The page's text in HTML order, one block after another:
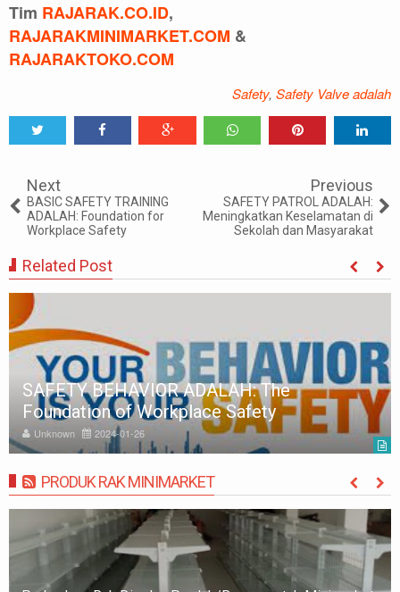
Tim RAJARAK.CO.ID,
RAJARAKMINIMARKET.COM &
RAJARAKTOKO.COM
Safety, Safety Valve adalah
Next
BASIC SAFETY TRAINING
ADALAH: Foundation for
Workplace Safety
Previous
SAFETY PATROL ADALAH:
Meningkatkan Keselamatan di
Sekolah dan Masyarakat
Related Post
SAFETY BEHAVIOR ADALAH: The
Foundation of Workplace Safety
Unknown 2024-01-26
PRODUK RAK MINIMARKET MORE